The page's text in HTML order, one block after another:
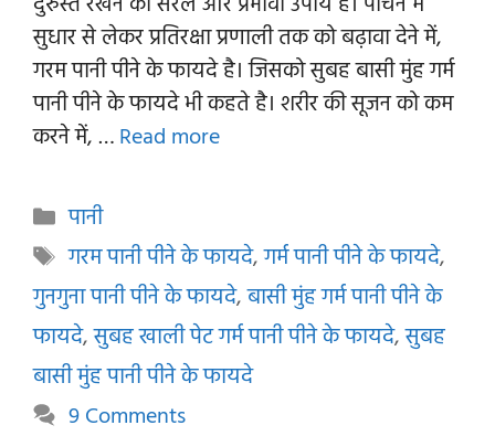
सुधार से लेकर प्रतिरक्षा प्रणाली तक को बढ़ावा देने में,
गरम पानी पीने के फायदे है। जिसको सुबह बासी मुंह गर्म
पानी पीने के फायदे भी कहते है। शरीर की सूजन को कम
करने में, …Read more
Categories
पानी
Tags
गरम पानी पीने के फायदे,गर्म पानी पीने के फायदे,
गुनगुना पानी पीने के फायदे,बासी मुंह गर्म पानी पीने के
फायदे,सुबह खाली पेट गर्म पानी पीने के फायदे,सुबह
बासी मुंह पानी पीने के फायदे
9 Comments